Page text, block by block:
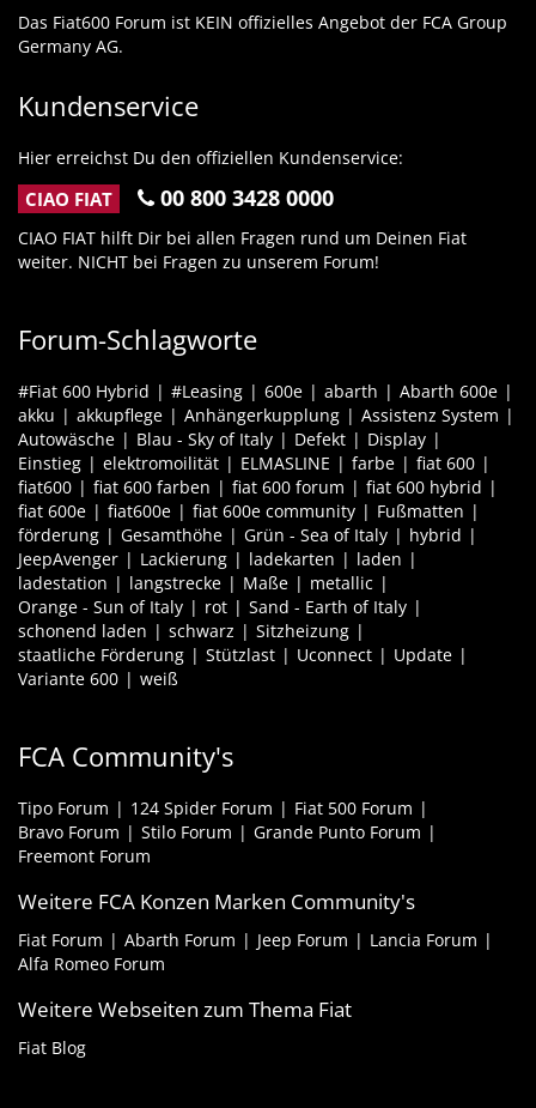
Das Fiat600 Forum ist KEIN offizielles Angebot der FCA Group
Germany AG.
Kundenservice
Hier erreichst Du den offiziellen Kundenservice:
CIAO FIAT 00 800 3428 0000
CIAO FIAT hilft Dir bei allen Fragen rund um Deinen Fiat
weiter. NICHT bei Fragen zu unserem Forum!
Forum-Schlagworte
#Fiat 600 Hybrid #Leasing 600e abarth
Abarth 600e
akku
akkupflege Anhängerkupplung
Assistenz System
Autowäsche
Blau - Sky of Italy Defekt
Display
Einstieg
elektromoilität ELMASLINE farbe
fiat 600
fiat600
fiat 600 farben fiat 600 forum
fiat 600 hybrid
fiat 600e
fiat600e fiat 600e community
Fußmatten
förderung
Gesamthöhe Grün - Sea of Italy
hybrid
JeepAvenger
Lackierung ladekarten
laden
ladestation
langstrecke Maße
metallic
Orange - Sun of Italy
rot
Sand - Earth of Italy
schonend laden
schwarz
Sitzheizung
staatliche Förderung
Stützlast Uconnect
Update
Variante 600
weiß
FCA Community's
Tipo Forum 124 Spider Forum
Fiat 500 Forum
Bravo Forum
Stilo Forum
Grande Punto Forum
Freemont Forum
Weitere FCA Konzen Marken Community's
Fiat Forum Abarth Forum Jeep Forum
Lancia Forum
Alfa Romeo Forum
Weitere Webseiten zum Thema Fiat
Fiat Blog